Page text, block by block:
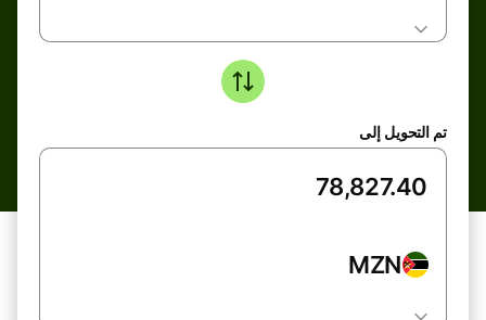
تم التحويل إلى
MZN